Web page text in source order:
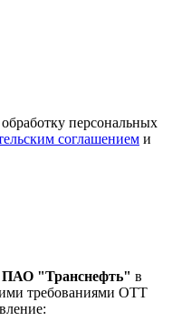
персональных
соглашением и
ПАО "Транснефть" в
требованиями ОТТ